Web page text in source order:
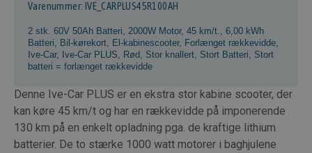
Varenummer: IVE_CARPLUS45R100AH
2 stk. 60V 50Ah Batteri 2000W Motor, 45 km/t.
6,00 kWh
Batteri
Bil-kørekort El-kabinescooter, Forlænget rækkevidde
Ive-Car, Ive-Car PLUS Rød Stor knallert Stort Batteri
Stort
batteri = forlænget rækkevidde
Denne Ive-Car PLUS er en ekstra stor kabine scooter, der
kan køre 45 km/t og har en rækkevidde på imponerende
130 km på en enkelt opladning pga. de kraftige lithium
batterier. De to stærke 1000 watt motorer i baghjulene